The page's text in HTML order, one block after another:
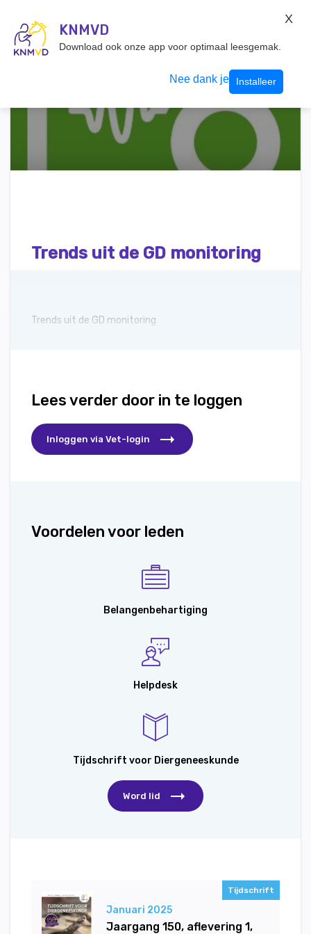
Inloggen
Trends uit de GD monitoring
Trends uit de GD monitoring
Lees verder door in te loggen
Inloggen via Vet-login
Voordelen voor leden
Belangenbehartiging
Helpdesk
Tijdschrift voor Diergeneeskunde
Word lid
Tijdschrift
Januari 2025
Jaargang 150, aflevering 1,
KNMVD
Download ook onze app voor optimaal leesgemak.
Nee dank je Installeer
X